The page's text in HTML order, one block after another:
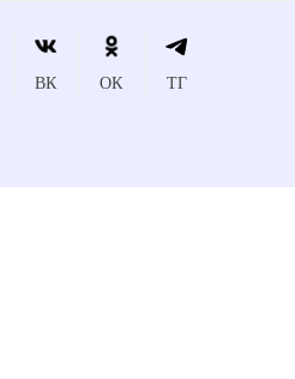
ВК ОК ТГ